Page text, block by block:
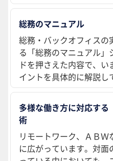
総務のマニュアル
総務・バックオフィスの
る「総務のマニュアル
ドを押さえた内容で、
イントを具体的に解説し
多様な働き方に対応す
術
リモートワーク、ＡＢ
に広がっています。対